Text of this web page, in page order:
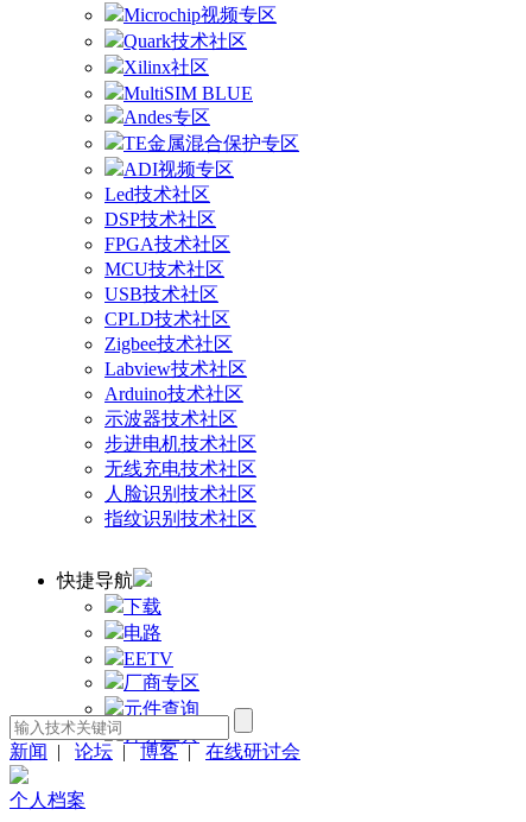
Microchip视频专区
Quark技术社区
Xilinx社区
MultiSIM BLUE
Andes专区
TE金属混合保护专区
ADI视频专区
Led技术社区
DSP技术社区
FPGA技术社区
MCU技术社区
USB技术社区
CPLD技术社区
Zigbee技术社区
Labview技术社区
Arduino技术社区
示波器技术社区
步进电机技术社区
无线充电技术社区
人脸识别技术社区
指纹识别技术社区
快捷导航
下载
电路
EETV
厂商专区
元件查询
计算工具
新闻
| 论坛 | 博客 | 在线研讨会
个人档案